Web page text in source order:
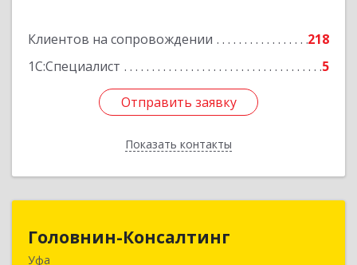
Клиентов на сопровождении
218
1С:Специалист
5
Отправить заявку
Показать контакты
Отправить заявку
Назад
Головнин-Консалтинг
Уфа